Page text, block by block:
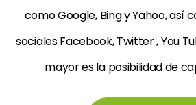
como Google, Bing y Yahoo, así
sociales Facebook, Twitter , You
mayor es la posibilidad de